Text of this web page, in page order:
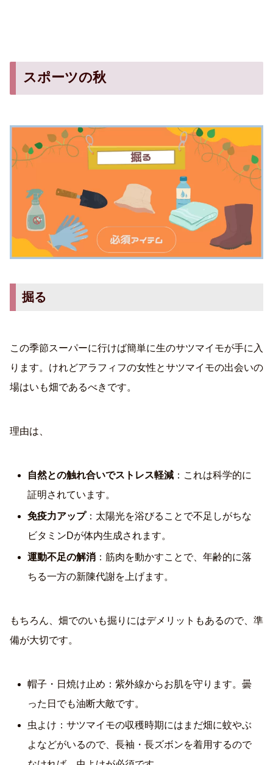
スポーツの秋
掘る
この季節スーパーに行けば簡単に生のサツマイモが手に入
ります。けれどアラフィフの女性とサツマイモの出会いの
場はいも畑であるべきです。
理由は、
自然との触れ合いでストレス軽減 ：これは科学的に
証明されています。
免疫力アップ：太陽光を浴びることで不足しがちな
ビタミンDが体内生成されます。
運動不足の解消 ：筋肉を動かすことで、年齢的に落
ちる一方の新陳代謝を上げます。
もちろん、畑でのいも掘りにはデメリットもあるので、準
備が大切です。
帽子・日焼け止め：紫外線からお肌を守ります。曇
った日でも油断大敵です。
虫よけ：サツマイモの収穫時期にはまだ畑に蚊やぶ
よなどがいるので、長袖・長ズボンを着用するので